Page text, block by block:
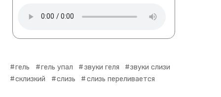
гель гель упал звуки геля
звуки слизи
склизкий
слизь слизь переливается